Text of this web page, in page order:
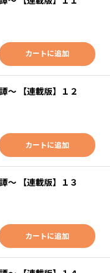
カートに追加
～ 【連載版】１２
カートに追加
～ 【連載版】１３
カートに追加